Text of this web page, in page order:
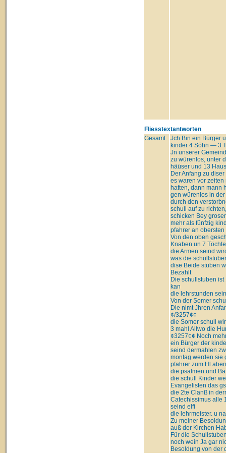
Fliesstextantworten
Gesamt
Jch Bin ein Bürger
kinder 4 Söhn — 3
Jn unserer
zu würenlos, unter
häüser und 13
Der Anfang zu
es waren vor
hatten, dann mann
gen würenlos in
durch den
schull auf zu
schicken Bey
mehr als fünfzig
pfahrer an
Von den oben
Knaben un 7
die Armen seind
was die
dise Beide stüben
Bezahlt
Die schullstuben
kan
die lehrstunden
Von der Somer
Die nimt Jhren
¢/3257¢¢
die Somer schull
3 mahl Allwo die
¢3257¢¢ Noch
ein Bürger der
seind dermahlen
montag werden sie
pfahrer zum Hl
die psalmen und
die schull Kinder
Evangelisten das
die 2te Clanß in
Catechissimus alle
seind elfi
die lehrmeister. u
Zu meiner
auß der Kirchen
Für die
noch wein Ja gar
Besoldung von der